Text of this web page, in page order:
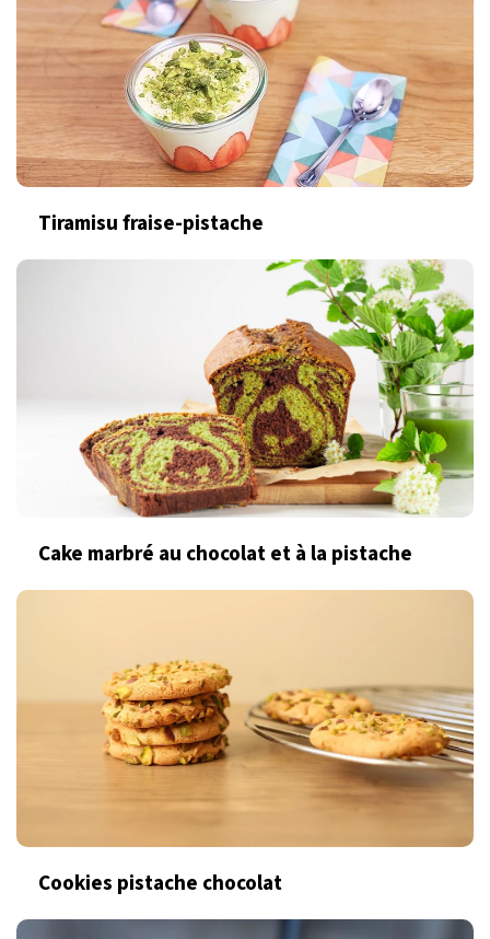
Tiramisu fraise-pistache
Cake marbré au chocolat et à la pistache
Cookies pistache chocolat